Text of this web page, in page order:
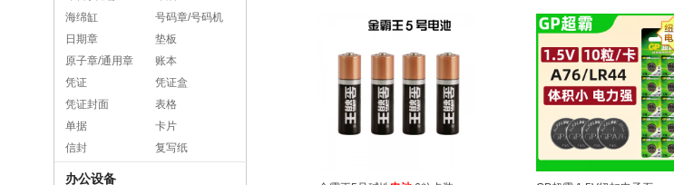
海绵缸
号码章/号码机
日期章
垫板
原子章/通用章
账本
凭证
凭证盒
凭证封面
表格
单据
卡片
信封
复写纸
办公设备